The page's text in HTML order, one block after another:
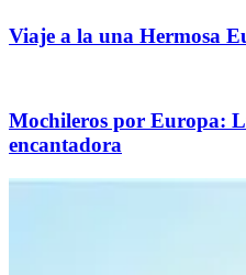
Viaje a la una Hermosa
Mochileros por Europa:
encantadora